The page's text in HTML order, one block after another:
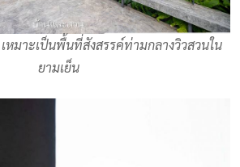
หมาะเป็นพื้นที่สังสรรค์ท่ามกลางวิวสวนใน
ยามเย็น